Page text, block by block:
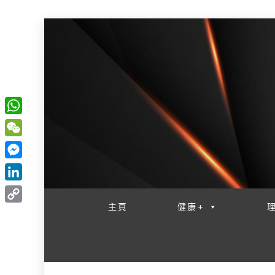
主頁 健康+
W
h
a
t
s
W
e
C
h
M
e
s
L
i